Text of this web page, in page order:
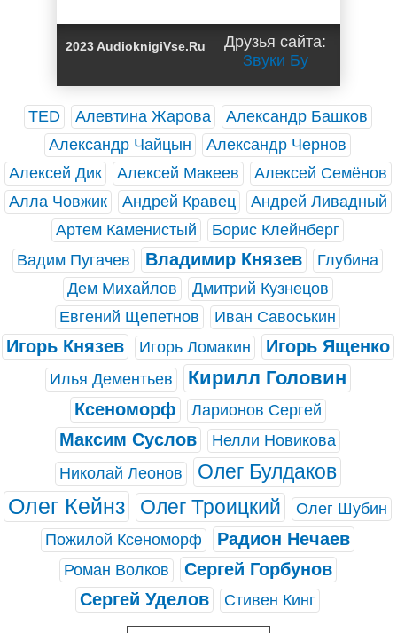
2023 AudioknigiVse.Ru
Друзья сайта:
Звуки Бу
TED Алевтина Жарова
Александр Башков
Александр Чайцын
Александр Чернов
Алексей Дик
Алексей Макеев
Алексей Семёнов
Алла Човжик
Андрей Кравец
Андрей Ливадный
Артем Каменистый
Борис Клейнберг
Вадим Пугачев
Владимир Князев
Глубина
Дем Михайлов
Дмитрий Кузнецов
Евгений Щепетнов
Иван Савоськин
Игорь Князев Игорь Ломакин Игорь Ященко
Илья Дементьев Кирилл Головин
Ксеноморф Ларионов Сергей
Максим Суслов
Нелли Новикова
Николай Леонов
Олег Булдаков
Олег Кейнз Олег Троицкий
Олег Шубин
Пожилой Ксеноморф
Радион Нечаев
Роман Волков
Сергей Горбунов
Сергей Уделов
Стивен Кинг